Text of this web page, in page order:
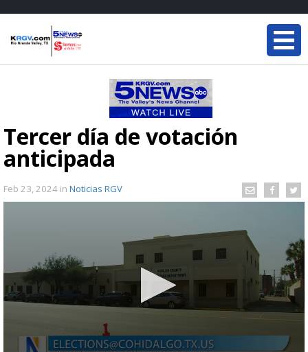
Tercer día de votación
anticipada
Feb 23, 2024 in Noticias RGV